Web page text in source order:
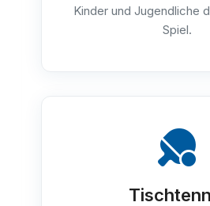
Kinder und Jugendliche
Spiel.